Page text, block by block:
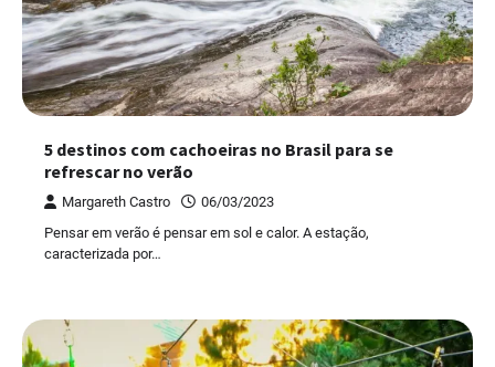
5 destinos com cachoeiras no Brasil para se
refrescar no verão
Margareth Castro
06/03/2023
Pensar em verão é pensar em sol e calor. A estação,
caracterizada por…